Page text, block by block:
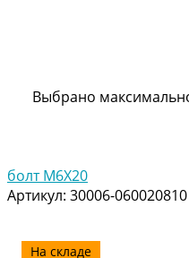
Выбрано
болт M6X20
Артикул: 30006-060020810
На складе